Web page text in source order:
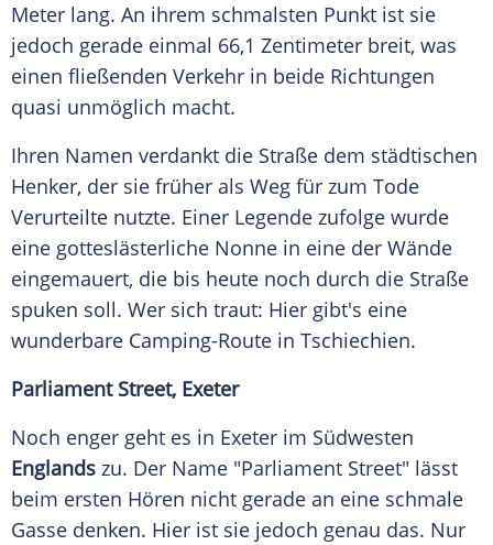
Meter lang. An ihrem schmalsten Punkt ist sie
jedoch gerade einmal 66,1 Zentimeter breit, was
einen fließenden Verkehr in beide Richtungen
quasi unmöglich macht.
Ihren Namen verdankt die Straße dem städtischen
Henker, der sie früher als Weg für zum Tode
Verurteilte nutzte. Einer Legende zufolge wurde
eine gotteslästerliche Nonne in eine der Wände
eingemauert, die bis heute noch durch die Straße
spuken soll. Wer sich traut: Hier gibt's eine
wunderbare Camping-Route in Tschiechien.
Parliament Street, Exeter
Noch enger geht es in Exeter im Südwesten
Englands zu. Der Name "Parliament Street" lässt
beim ersten Hören nicht gerade an eine schmale
Gasse denken. Hier ist sie jedoch genau das. Nur